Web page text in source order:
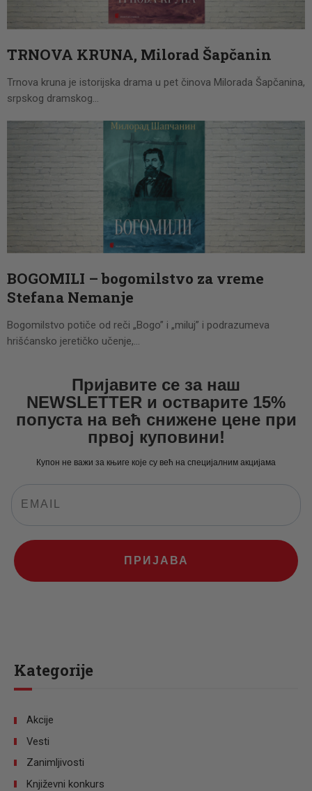
CENOVNIK
PISMO
TRNOVA KRUNA, Milorad Šapčanin
Trnova kruna je istorijska drama u pet činova Milorada Šapčanina,
srpskog dramskog…
BOGOMILI – bogomilstvo za vreme
Stefana Nemanje
Bogomilstvo potiče od reči „Bogo” i „miluj” i podrazumeva
hrišćansko jeretičko učenje,…
Пријавите се за наш
NEWSLETTER и остварите 15%
попуста на већ снижене цене при
првој куповини!
Купон не важи за књиге које су већ на специјалним акцијама
ПРИЈАВА
Kategorije
Akcije
Vesti
Zanimljivosti
Književni konkurs